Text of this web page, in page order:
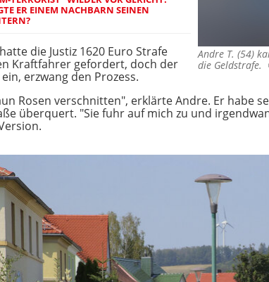
Andre T. (54)
die Geldstrafe.
ER EINEM NACHBARN SEINEN
die Justiz 1620 Euro Strafe
Kraftfahrer gefordert, doch der
erzwang den Prozess.
Rosen verschnitten", erklärte Andre. Er habe
überquert. "Sie fuhr auf mich zu und